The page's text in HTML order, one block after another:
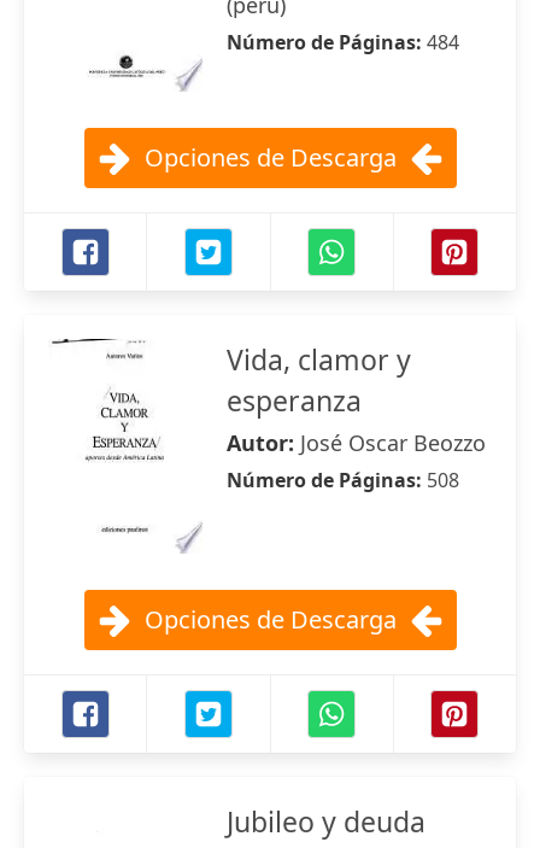
Número de Páginas: 484
Opciones de Descarga
Vida, clamor y
esperanza
Autor: José Oscar Beozzo
Número de Páginas: 508
Opciones de Descarga
Jubileo y deuda